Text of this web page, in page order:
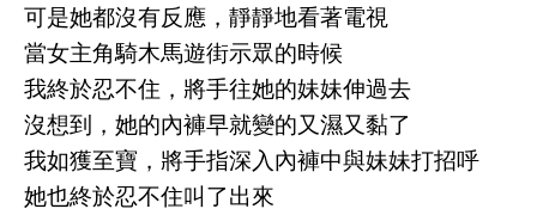
可是她都沒有反應，靜靜地看著電視
當女主角騎木馬遊街示眾的時候
我終於忍不住，將手往她的妹妹伸過去
沒想到，她的內褲早就變的又濕又黏了
我如獲至寶，將手指深入內褲中與妹妹打招呼
她也終於忍不住叫了出來